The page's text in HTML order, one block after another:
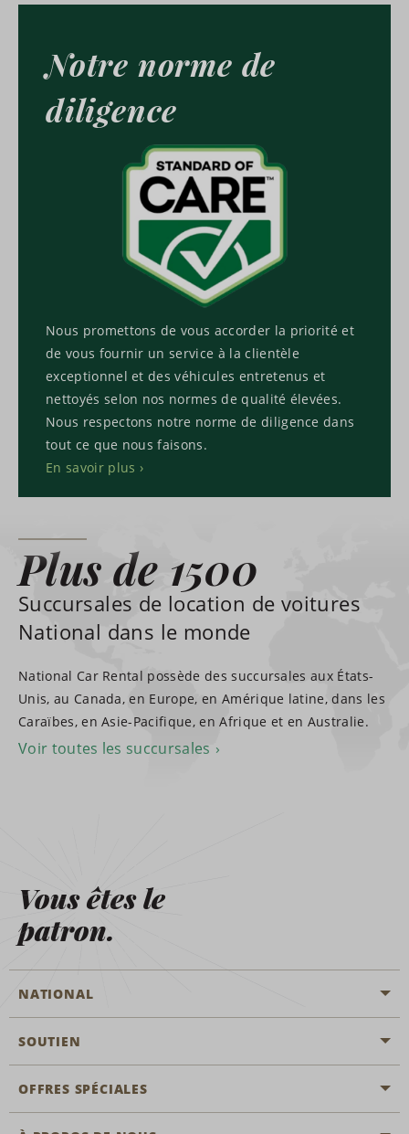
Notre norme de
diligence
Nous promettons de vous accorder la priorité et
de vous fournir un service à la clientèle
exceptionnel et des véhicules entretenus et
nettoyés selon nos normes de qualité élevées.
Nous respectons notre norme de diligence dans
tout ce que nous faisons.
En savoir plus
Plus de 1500
Succursales de location de voitures
National dans le monde
National Car Rental possède des succursales aux États-
Unis, au Canada, en Europe, en Amérique latine, dans les
Caraïbes, en Asie-Pacifique, en Afrique et en Australie.
Voir toutes les succursales
Vous êtes le
patron.
NATIONAL
Aviation générale
Emplacements Emerald Aisle
Agents de voyage
SOUTIEN
Clients ayant un handicap
Nous contacter
OFFRES SPÉCIALES